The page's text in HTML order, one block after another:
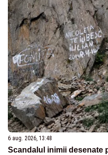
6 aug. 2026, 13:48
Scandalul inimii desenate